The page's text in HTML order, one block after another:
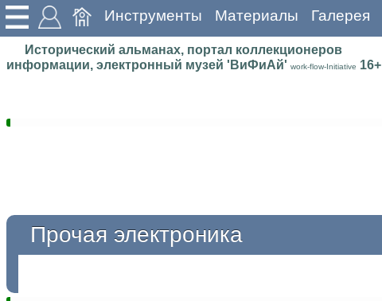
Инструменты Материалы Галерея
Исторический альманах, портал коллекционеров
информации, электронный музей 'ВиФиАй' work-flow-Initiative 16+
Прочая электроника